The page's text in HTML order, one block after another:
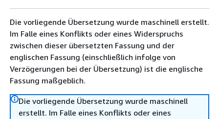
Die vorliegende Übersetzung wurde maschinell erstellt.
Im Falle eines Konflikts oder eines Widerspruchs
zwischen dieser übersetzten Fassung und der
englischen Fassung (einschließlich infolge von
Verzögerungen bei der Übersetzung) ist die englische
Fassung maßgeblich.
Die vorliegende Übersetzung wurde maschinell
erstellt. Im Falle eines Konflikts oder eines